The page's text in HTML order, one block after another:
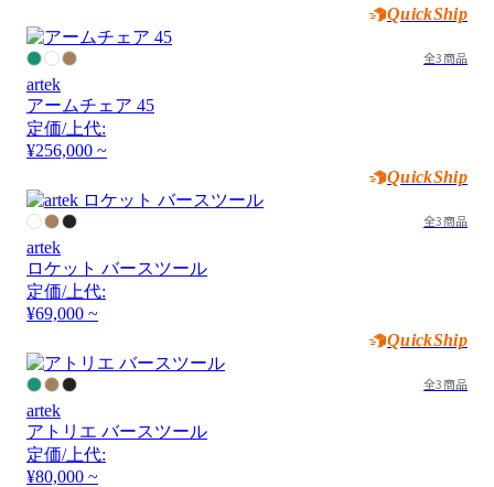
QuickShip
全3商品
artek
アームチェア 45
定価/上代:
¥256,000 ~
QuickShip
全3商品
artek
ロケット バースツール
定価/上代:
¥69,000 ~
QuickShip
全3商品
artek
アトリエ バースツール
定価/上代:
¥80,000 ~